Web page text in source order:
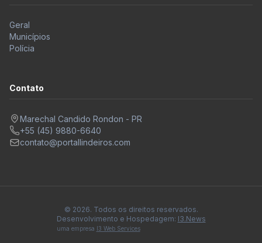
Geral
Municípios
Polícia
Contato
Marechal Candido Rondon - PR
+55 (45) 9880-6640
contato@portallindeiros.com
© 2026. Todos os direitos reservados.
Desenvolvimento e Hospedagem: I3.News
uma empresa I3 Web Services